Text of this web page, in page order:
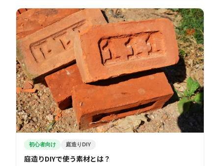
初心者向け 庭造りDIY
庭造りDIYで使う素材とは？